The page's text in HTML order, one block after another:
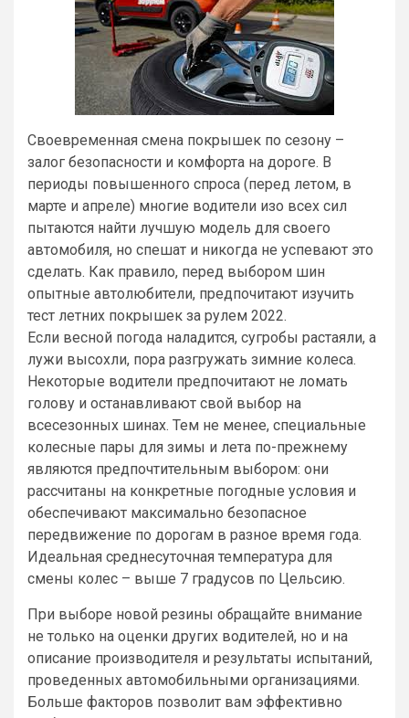
Своевременная смена покрышек по сезону –
залог безопасности и комфорта на дороге. В
периоды повышенного спроса (перед летом, в
марте и апреле) многие водители изо всех сил
пытаются найти лучшую модель для своего
автомобиля, но спешат и никогда не успевают это
сделать. Как правило, перед выбором шин
опытные автолюбители, предпочитают изучить
тест летних покрышек за рулем 2022.
Если весной погода наладится, сугробы растаяли, а
лужи высохли, пора разгружать зимние колеса.
Некоторые водители предпочитают не ломать
голову и останавливают свой выбор на
всесезонных шинах. Тем не менее, специальные
колесные пары для зимы и лета по-прежнему
являются предпочтительным выбором: они
рассчитаны на конкретные погодные условия и
обеспечивают максимально безопасное
передвижение по дорогам в разное время года.
Идеальная среднесуточная температура для
смены колес – выше 7 градусов по Цельсию.
При выборе новой резины обращайте внимание
не только на оценки других водителей, но и на
описание производителя и результаты испытаний,
проведенных автомобильными организациями.
Больше факторов позволит вам эффективно